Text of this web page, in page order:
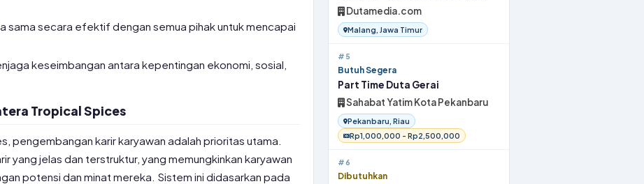
sama secara efektif dengan semua pihak untuk mencapai
keseimbangan antara kepentingan ekonomi, sosial,
Tropical Spices
pengembangan karir karyawan adalah prioritas utama.
yang jelas dan terstruktur, yang memungkinkan karyawan
potensi dan minat mereka. Sistem ini didasarkan pada
Dutamedia.com
Malang, Jawa Timur
#5
Butuh Segera
Part Time Duta Gerai
Sahabat Yatim Kota Pekanbaru
Pekanbaru, Riau
Rp1,000,000 - Rp2,500,000
#6
Dibutuhkan